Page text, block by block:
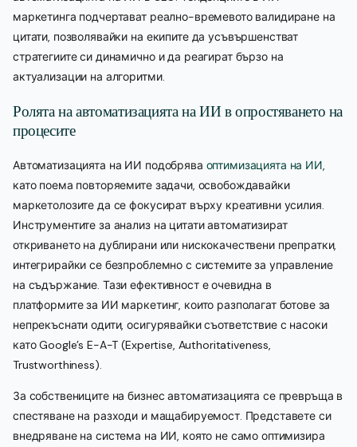
маркетинга подчертават реално-времевото валидиране на
цитати, позволявайки на екипите да усъвършенстват
стратегиите си динамично и да реагират бързо на
актуализации на алгоритми.
Ролята на автоматизацията на ИИ в опростяването на
процесите
Автоматизацията на ИИ подобрява оптимизацията на ИИ,
като поема повторяемите задачи, освобождавайки
маркетолозите да се фокусират върху креативни усилия.
Инструментите за анализ на цитати автоматизират
откриването на дублирани или нискокачествени препратки,
интегрирайки се безпроблемно с системите за управление
на съдържание. Тази ефективност е очевидна в
платформите за ИИ маркетинг, които разполагат ботове за
непрекъснати одити, осигурявайки съответствие с насоки
като Google’s E-A-T (Expertise, Authoritativeness,
Trustworthiness).
За собствениците на бизнес автоматизацията се превръща в
спестяване на разходи и мащабируемост. Представете си
внедряване на система на ИИ, която не само оптимизира